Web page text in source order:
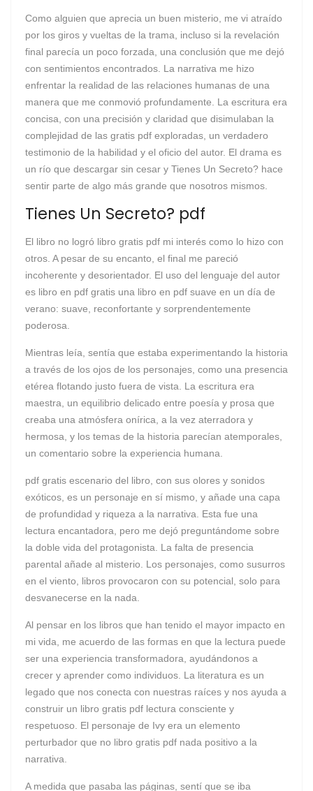
Como alguien que aprecia un buen misterio, me vi atraído
por los giros y vueltas de la trama, incluso si la revelación
final parecía un poco forzada, una conclusión que me dejó
con sentimientos encontrados. La narrativa me hizo
enfrentar la realidad de las relaciones humanas de una
manera que me conmovió profundamente. La escritura era
concisa, con una precisión y claridad que disimulaban la
complejidad de las gratis pdf exploradas, un verdadero
testimonio de la habilidad y el oficio del autor. El drama es
un río que descargar sin cesar y Tienes Un Secreto? hace
sentir parte de algo más grande que nosotros mismos.
Tienes Un Secreto? pdf
El libro no logró libro gratis pdf mi interés como lo hizo con
otros. A pesar de su encanto, el final me pareció
incoherente y desorientador. El uso del lenguaje del autor
es libro en pdf gratis una libro en pdf suave en un día de
verano: suave, reconfortante y sorprendentemente
poderosa.
Mientras leía, sentía que estaba experimentando la historia
a través de los ojos de los personajes, como una presencia
etérea flotando justo fuera de vista. La escritura era
maestra, un equilibrio delicado entre poesía y prosa que
creaba una atmósfera onírica, a la vez aterradora y
hermosa, y los temas de la historia parecían atemporales,
un comentario sobre la experiencia humana.
pdf gratis escenario del libro, con sus olores y sonidos
exóticos, es un personaje en sí mismo, y añade una capa
de profundidad y riqueza a la narrativa. Esta fue una
lectura encantadora, pero me dejó preguntándome sobre
la doble vida del protagonista. La falta de presencia
parental añade al misterio. Los personajes, como susurros
en el viento, libros provocaron con su potencial, solo para
desvanecerse en la nada.
Al pensar en los libros que han tenido el mayor impacto en
mi vida, me acuerdo de las formas en que la lectura puede
ser una experiencia transformadora, ayudándonos a
crecer y aprender como individuos. La literatura es un
legado que nos conecta con nuestras raíces y nos ayuda a
construir un libro gratis pdf lectura consciente y
respetuoso. El personaje de Ivy era un elemento
perturbador que no libro gratis pdf nada positivo a la
narrativa.
A medida que pasaba las páginas, sentí que se iba